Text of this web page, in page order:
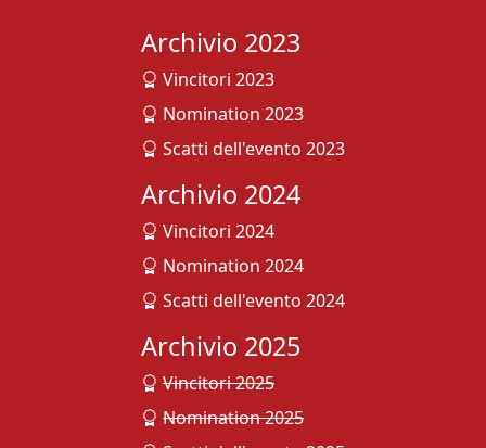
Archivio 2023
Vincitori 2023
Nomination 2023
Scatti dell'evento 2023
Archivio 2024
Vincitori 2024
Nomination 2024
Scatti dell'evento 2024
Archivio 2025
Vincitori 2025
Nomination 2025